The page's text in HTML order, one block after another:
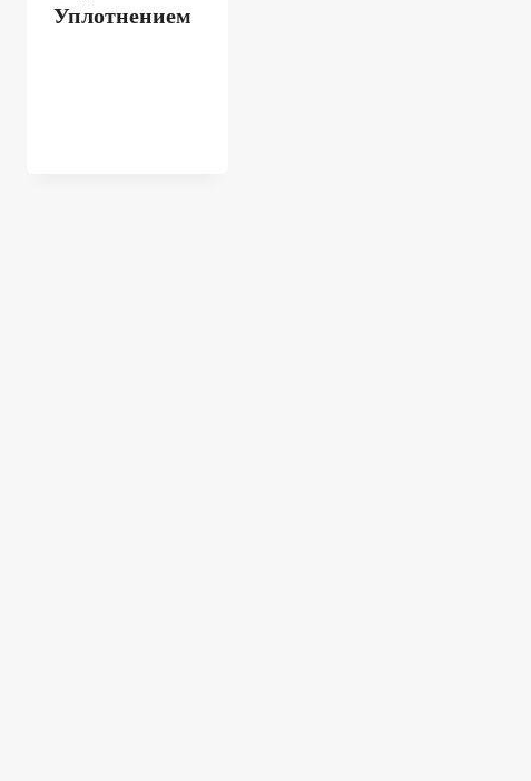
Уплотнением